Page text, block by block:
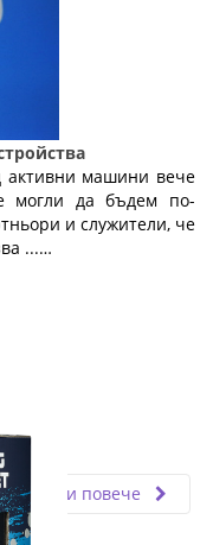
активни машини вече
могли да бъдем по-
и служители, че
...…
Прочети повече